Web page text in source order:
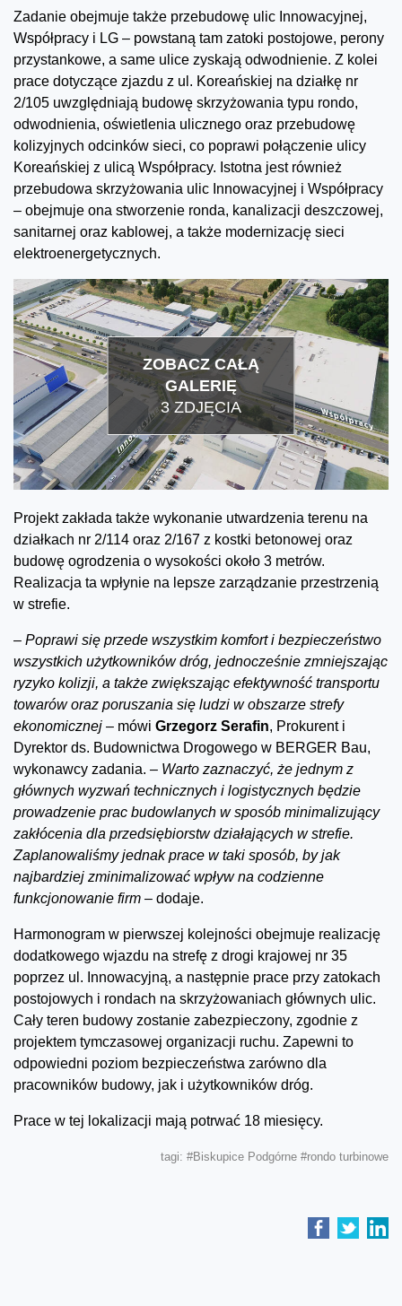
Zadanie obejmuje także przebudowę ulic Innowacyjnej,
Współpracy i LG – powstaną tam zatoki postojowe, perony
przystankowe, a same ulice zyskają odwodnienie. Z kolei
prace dotyczące zjazdu z ul. Koreańskiej na działkę nr
2/105 uwzględniają budowę skrzyżowania typu rondo,
odwodnienia, oświetlenia ulicznego oraz przebudowę
kolizyjnych odcinków sieci, co poprawi połączenie ulicy
Koreańskiej z ulicą Współpracy. Istotna jest również
przebudowa skrzyżowania ulic Innowacyjnej i Współpracy
– obejmuje ona stworzenie ronda, kanalizacji deszczowej,
sanitarnej oraz kablowej, a także modernizację sieci
elektroenergetycznych.
ZOBACZ CAŁĄ
GALERIĘ
3 ZDJĘCIA
Projekt zakłada także wykonanie utwardzenia terenu na
działkach nr 2/114 oraz 2/167 z kostki betonowej oraz
budowę ogrodzenia o wysokości około 3 metrów.
Realizacja ta wpłynie na lepsze zarządzanie przestrzenią
w strefie.
– Poprawi się przede wszystkim komfort i bezpieczeństwo
wszystkich użytkowników dróg, jednocześnie zmniejszając
ryzyko kolizji, a także zwiększając efektywność transportu
towarów oraz poruszania się ludzi w obszarze strefy
ekonomicznej – mówi Grzegorz Serafin, Prokurent i
Dyrektor ds. Budownictwa Drogowego w BERGER Bau,
wykonawcy zadania. – Warto zaznaczyć, że jednym z
głównych wyzwań technicznych i logistycznych będzie
prowadzenie prac budowlanych w sposób minimalizujący
zakłócenia dla przedsiębiorstw działających w strefie.
Zaplanowaliśmy jednak prace w taki sposób, by jak
najbardziej zminimalizować wpływ na codzienne
funkcjonowanie firm – dodaje.
Harmonogram w pierwszej kolejności obejmuje realizację
dodatkowego wjazdu na strefę z drogi krajowej nr 35
poprzez ul. Innowacyjną, a następnie prace przy zatokach
postojowych i rondach na skrzyżowaniach głównych ulic.
Cały teren budowy zostanie zabezpieczony, zgodnie z
projektem tymczasowej organizacji ruchu. Zapewni to
odpowiedni poziom bezpieczeństwa zarówno dla
pracowników budowy, jak i użytkowników dróg.
Prace w tej lokalizacji mają potrwać 18 miesięcy.
tagi: #Biskupice Podgórne #rondo turbinowe